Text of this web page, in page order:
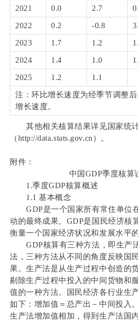
2021 0.0 2.7
2022 0.2 -0.8
2023 1.7 1.2
2024 1.4 1.0
2025 1.2 1.1
注：环比增长速度为经季节调整
增长速度。
其他相关核算结果详见国家统
（http://data.stats.gov.cn）。
附件：
中国GDP季度核算
1.季度GDP核算概述
1.1 基本概念
GDP是一个国家所有常住单位
动的最终成果。GDP是国民经济核
衡量一个国家经济状况和发展水平
GDP核算有三种方法，即生产
法，三种方法从不同的角度反映国
果。生产法是从生产过程中创造的
剔除生产过程中投入的中间货物和
值的一种方法。国民经济各行业生
如下：增加值＝总产出－中间投入
生产法增加值相加，得到生产法国